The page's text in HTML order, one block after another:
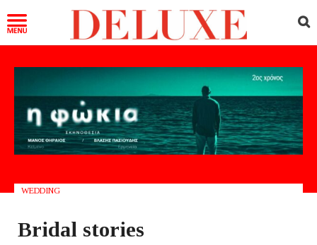
WEDDING
Bridal stories